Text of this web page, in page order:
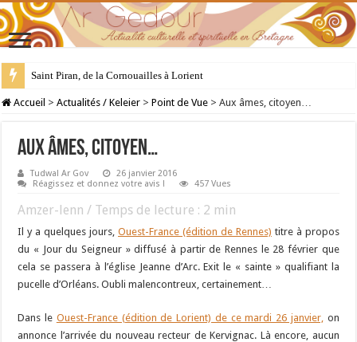
Saint Piran, de la Cornouailles à Lorient
28 juillet : Saint Samson de Dol, père de la Bretagne chrétienne
Accueil > Actualités / Keleier > Point de Vue > Aux âmes, citoyen…
Aux âmes, citoyen…
Tudwal Ar Gov
26 janvier 2016
Réagissez et donnez votre avis !
457 Vues
Amzer-lenn / Temps de lecture : 2 min
Il y a quelques jours,Ouest-France (édition de Rennes) titre à propos
du « Jour du Seigneur » diffusé à partir de Rennes le 28 février que
cela se passera à l’église Jeanne d’Arc. Exit le « sainte » qualifiant la
pucelle d’Orléans. Oubli malencontreux, certainement…
Dans le Ouest-France (édition de Lorient) de ce mardi 26 janvier, on
annonce l’arrivée du nouveau recteur de Kervignac. Là encore, aucun